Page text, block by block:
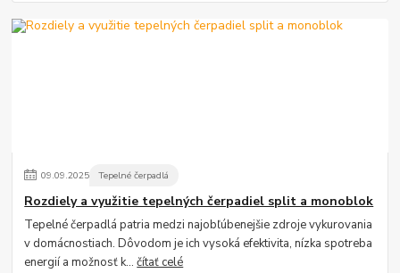
09.09.2025 Tepelné čerpadlá
Rozdiely a využitie tepelných čerpadiel split a monoblok
Tepelné čerpadlá patria medzi najobľúbenejšie zdroje vykurovania
v domácnostiach. Dôvodom je ich vysoká efektivita, nízka spotreba
energií a možnosť k...čítať celé